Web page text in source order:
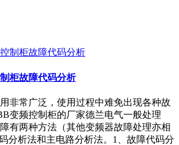
柜故障代码分析
非常广泛，使用过程中难免出现各种故
变频控制柜的厂家德兰电气一般处理
有两种方法（其他变频器故障处理亦相
分析法和主电路分析法。1、故障代码分